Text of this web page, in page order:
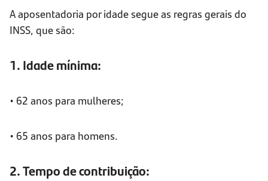
A aposentadoria por idade segue as regras gerais do
INSS, que são:
1. Idade mínima:
• 62 anos para mulheres;
• 65 anos para homens.
2. Tempo de contribuição: